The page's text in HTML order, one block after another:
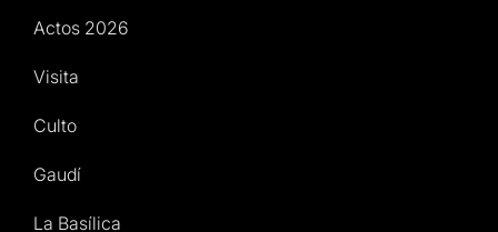
Actos 2026
Visita
Culto
Gaudí
La Basílica